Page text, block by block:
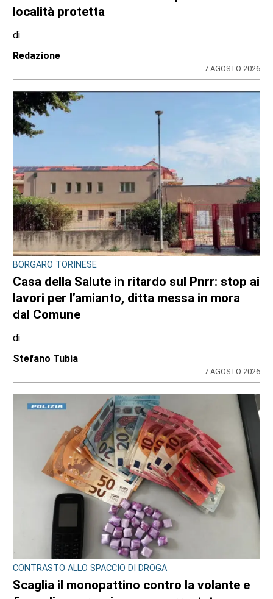
mondo”
di
Redazione CRP
CONSIGLIO REGIONALE
Ambiente e conti pubblici al centro
dell’attività questa settimana in Consiglio
regionale
di
Redazione CRP
CONSIGLIO REGIONALE
A Palazzo Lascaris la mostra “Romano